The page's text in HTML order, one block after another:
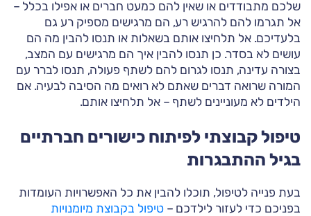
שלכם מתבודדים או שאין להם כמעט חברים או אפילו בכלל –
אל תגרמו להם להרגיש רע, הם מרגישים מספיק רע גם
בלעדיכם. אל תלחיצו אותם בשאלות או תנסו להבין מה הם
עושים לא בסדר. כן תנסו להבין איך הם מרגישים עם המצב,
בצורה עדינה, תנסו לגרום להם לשתף פעולה, תנסו לברר עם
המורה שרואה דברים שאתם לא רואים מה הסיבה לבעיה. אם
הילדים לא מעוניינים לשתף – אל תלחיצו אותם.
טיפול קבוצתי לפיתוח כישורים חברתיים
בגיל ההתבגרות
בעת פנייה לטיפול, תוכלו להבין את כל האפשרויות העומדות
בפניכם כדי לעזור לילדכם – טיפול בקבוצת מיומנויות